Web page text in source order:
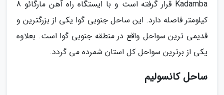
Kadamba قرار گرفته است و با ایستگاه راه آهن مارگائو 8
کیلومتر فاصله دارد. این ساحل جنوبی گوا یکی از بزرگترین و
قدیمی ترین سواحل واقع در منطقه جنوبی گوا است. بعلاوه
یکی از برترین سواحل کل استان شمرده می گردد.
ساحل کانسولیم